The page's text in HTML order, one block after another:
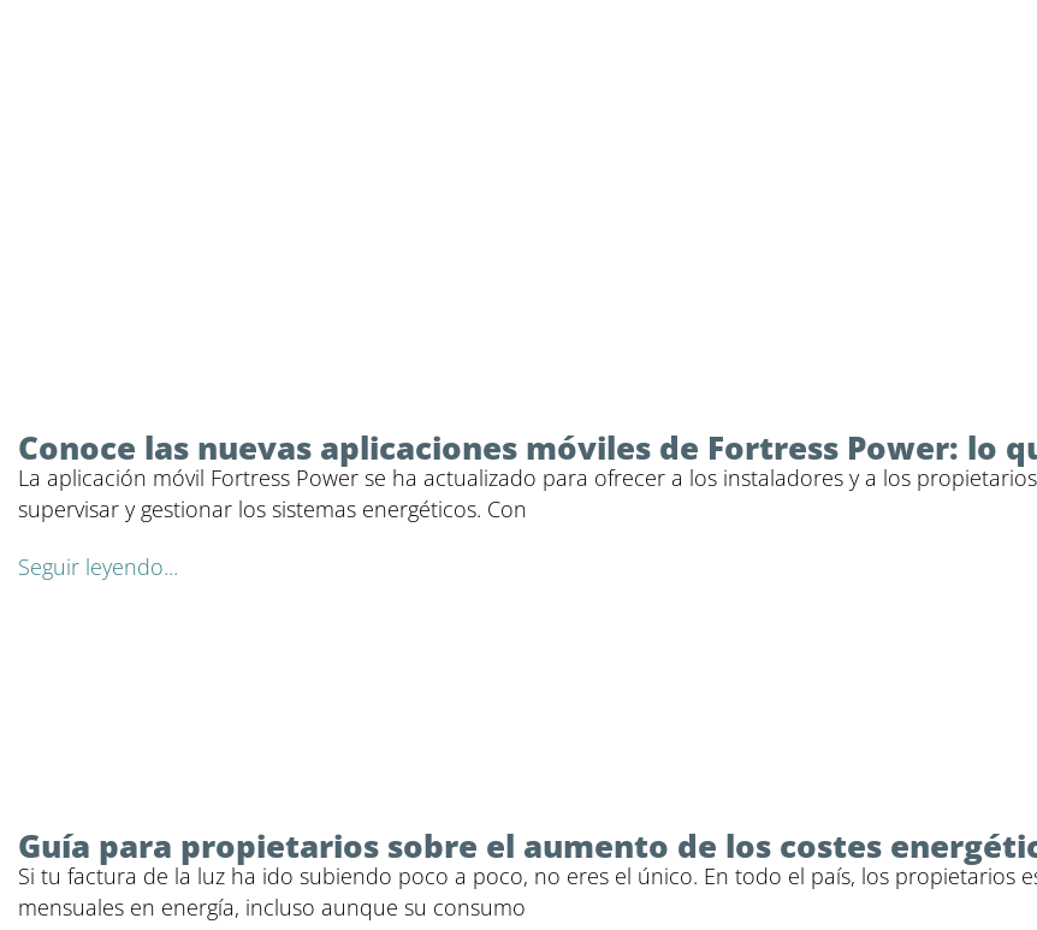
Conoce las nuevas aplicaciones móviles de Fortress Power: lo
La aplicación móvil Fortress Power se ha actualizado para ofrecer a los instaladores y a los
supervisar y gestionar los sistemas energéticos. Con
Seguir leyendo...
Guía para propietarios sobre el aumento de los costes
Si tu factura de la luz ha ido subiendo poco a poco, no eres el único. En todo el país, los propietarios
mensuales en energía, incluso aunque su consumo